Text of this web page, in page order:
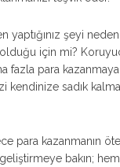
şeyi neden
için mi?
para kazanmaya
sadık
para kazanmanın
bakın;